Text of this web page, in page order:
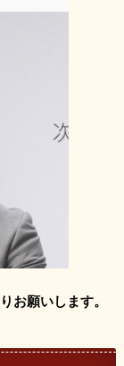
お願いします。